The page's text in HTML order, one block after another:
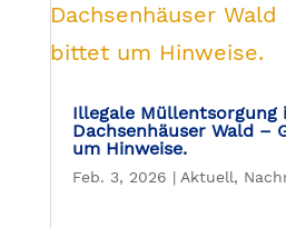
Illegale Müllentsorgung
Dachsenhäuser Wald –
um Hinweise.
Feb. 3, 2026 | Aktuell,